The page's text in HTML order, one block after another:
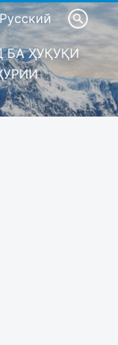
Русский
БА ҲУҚУҚИ